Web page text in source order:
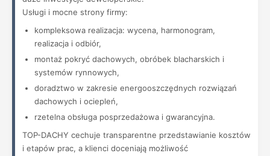
Usługi i mocne strony firmy:
kompleksowa realizacja: wycena, harmonogram,
realizacja i odbiór,
montaż pokryć dachowych, obróbek blacharskich i
systemów rynnowych,
doradztwo w zakresie energooszczędnych rozwiązań
dachowych i ociepleń,
rzetelna obsługa posprzedażowa i gwarancyjna.
TOP-DACHY cechuje transparentne przedstawianie kosztów
i etapów prac, a klienci doceniają możliwość